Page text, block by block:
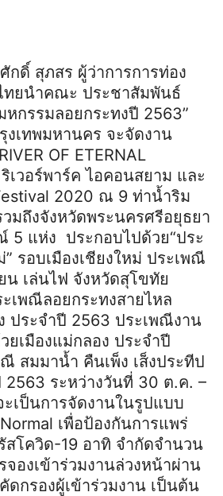
กดิ์ สุภสร ผู้ว่าการการท่อง
ทยนำคณะ ประชาสัมพันธ์
กรรมลอยกระทงปี 2563”
เทพมหานคร จะจัดงาน
OF ETERNAL
เวอร์พาร์ค ไอคอนสยาม และ
2020 ณ 9 ท่าน้ำริม
มถึงจังหวัดพระนครศรีอยุธยา
5 แห่ง ประกอบไปด้วย“ประ
” รอบเมืองเชียงใหม่ ประเพณี
น เล่นไฟ จังหวัดสุโขทัย
เพณีลอยกระทงสายไหล
ประจำปี 2563 ประเพณีงาน
ยเมืองแม่กลอง ประจำปี
สมมาน้ำ คืนเพ็ง เส็งประทีป
2563 ระหว่างวันที่ 30 ต.ค. –
เป็นการจัดงานในรูปแบบ
เพื่อป้องกันการแพร่
สโควิด-19 อาทิ จำกัดจำนวน
องเข้าร่วมงานล่วงหน้าผ่าน
ดกรองผู้เข้าร่วมงาน เป็นต้น